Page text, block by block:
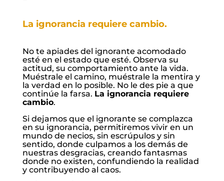
La ignorancia requiere cambio.
No te apiades del ignorante acomodado
esté en el estado que esté. Observa su
actitud, su comportamiento ante la vida.
Muéstrale el camino, muéstrale la mentira y
la verdad en lo posible. No le des pie a que
continúe la farsa. La ignorancia requiere
cambio.
Si dejamos que el ignorante se complazca
en su ignorancia, permitiremos vivir en un
mundo de necios, sin escrúpulos y sin
sentido, donde culpamos a los demás de
nuestras desgracias, creando fantasmas
donde no existen, confundiendo la realidad
y contribuyendo al caos.